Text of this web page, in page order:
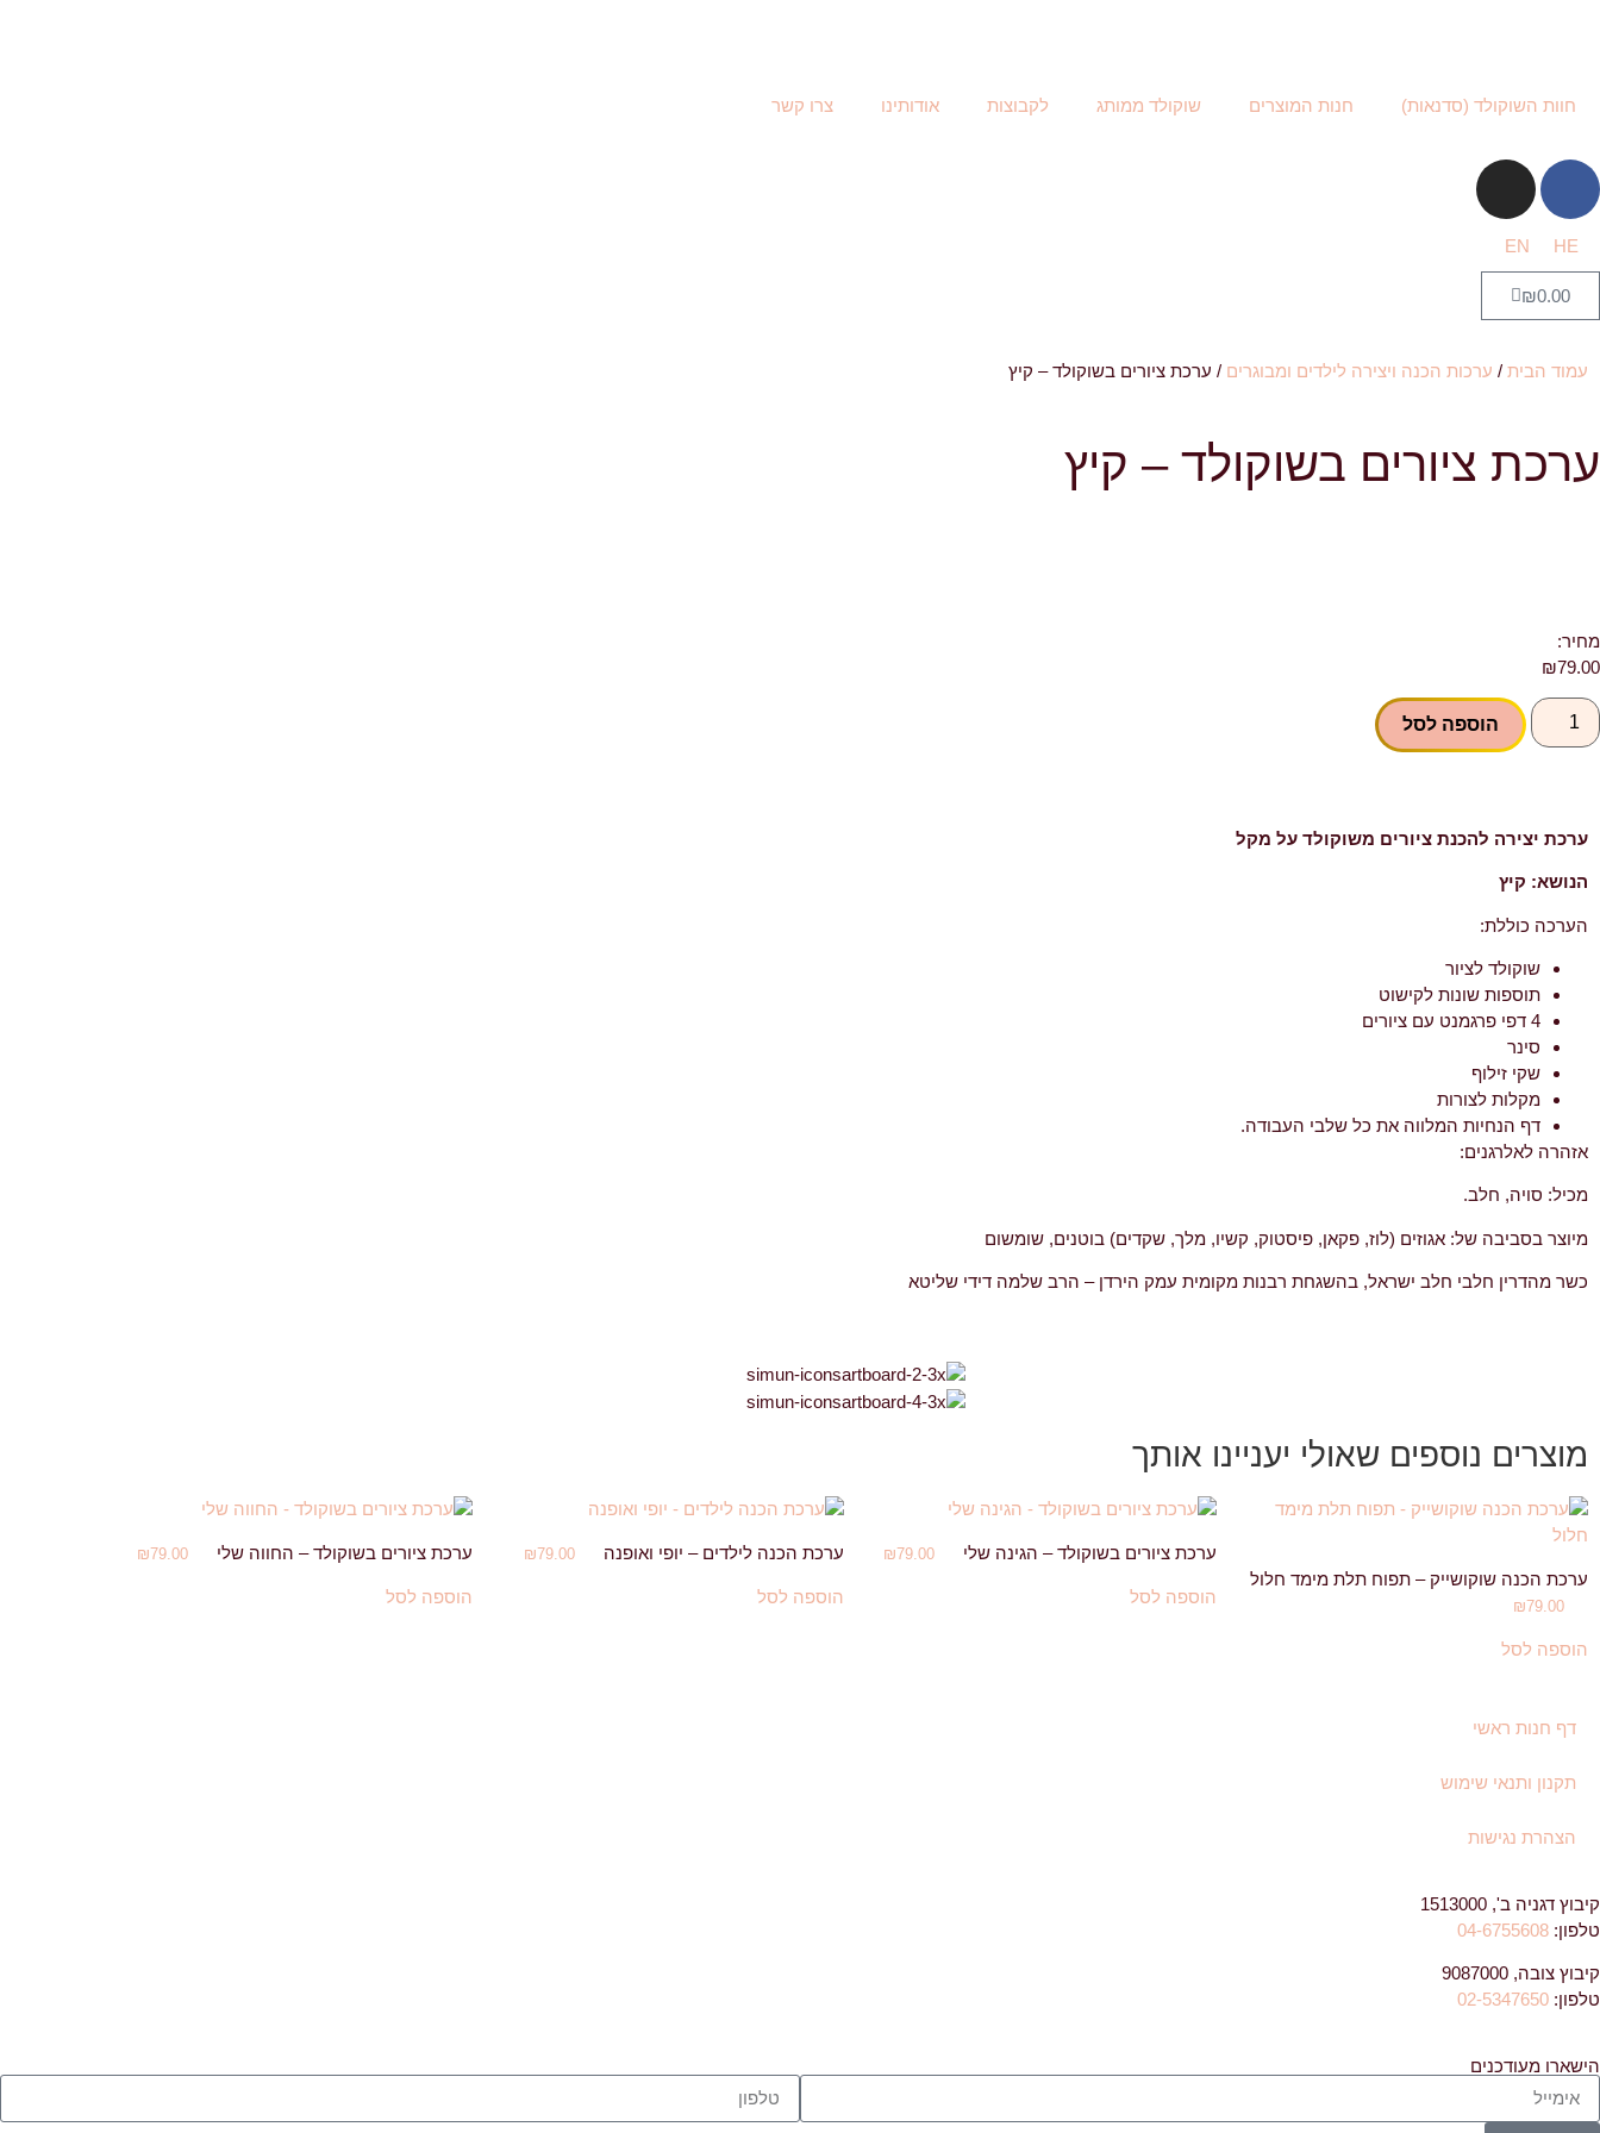
חוות השוקולד (סדנאות) חנות המוצרים שוקולד ממותג לקבוצות אודותינו צרו קשר
HE
EN
₪0.00
עמוד הבית / ערכות הכנה ויצירה לילדים ומבוגרים / ערכת ציורים בשוקולד – קיץ
ערכת ציורים בשוקולד – קיץ
מחיר:
₪79.00
הוספה לסל
ערכת יצירה להכנת ציורים משוקולד על מקל
הנושא: קיץ
הערכה כוללת:
שוקולד לציור
תוספות שונות לקישוט
4 דפי פרגמנט עם ציורים
סינר
שקי זילוף
מקלות לצורות
דף הנחיות המלווה את כל שלבי העבודה.
אזהרה לאלרגנים:
מכיל: סויה, חלב.
מיוצר בסביבה של: אגוזים (לוז, פקאן, פיסטוק, קשיו, מלך, שקדים) בוטנים, שומשום
כשר מהדרין חלבי חלב ישראל, בהשגחת רבנות מקומית עמק הירדן – הרב שלמה דידי שליטא
מוצרים נוספים שאולי יעניינו אותך
ערכת הכנה שוקושייק – תפוח תלת מימד חלול
₪79.00
הוספה לסל
ערכת ציורים בשוקולד – הגינה שלי ₪79.00
הוספה לסל
ערכת הכנה לילדים – יופי ואופנה ₪79.00
הוספה לסל
ערכת ציורים בשוקולד – החווה שלי ₪79.00
הוספה לסל
דף חנות ראשי
תקנון ותנאי שימוש
הצהרת נגישות
קיבוץ דגניה ב', 1513000
טלפון: 04-6755608
קיבוץ צובה, 9087000
טלפון: 02-5347650
הישארו מעודכנים